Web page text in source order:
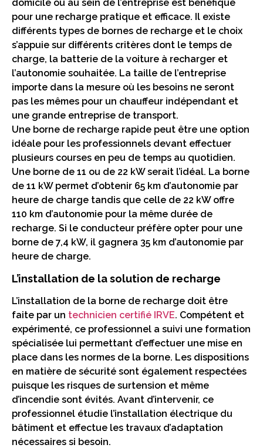
domicile ou au sein de l’entreprise est bénéfique
pour une recharge pratique et efficace. Il existe
différents types de bornes de recharge et le choix
s’appuie sur différents critères dont le temps de
charge, la batterie de la voiture à recharger et
l’autonomie souhaitée. La taille de l’entreprise
importe dans la mesure où les besoins ne seront
pas les mêmes pour un chauffeur indépendant et
une grande entreprise de transport.
Une borne de recharge rapide peut être une option
idéale pour les professionnels devant effectuer
plusieurs courses en peu de temps au quotidien.
Une borne de 11 ou de 22 kW serait l’idéal. La borne
de 11 kW permet d’obtenir 65 km d’autonomie par
heure de charge tandis que celle de 22 kW offre
110 km d’autonomie pour la même durée de
recharge. Si le conducteur préfère opter pour une
borne de 7,4 kW, il gagnera 35 km d’autonomie par
heure de charge.
L’installation de la solution de recharge
L’installation de la borne de recharge doit être
faite par un technicien certifié IRVE. Compétent et
expérimenté, ce professionnel a suivi une formation
spécialisée lui permettant d’effectuer une mise en
place dans les normes de la borne. Les dispositions
en matière de sécurité sont également respectées
puisque les risques de surtension et même
d’incendie sont évités. Avant d’intervenir, ce
professionnel étudie l’installation électrique du
bâtiment et effectue les travaux d’adaptation
nécessaires si besoin.